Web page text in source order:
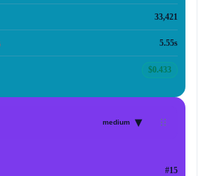
33,421
5.55s
$0.433
medium ▾
#15